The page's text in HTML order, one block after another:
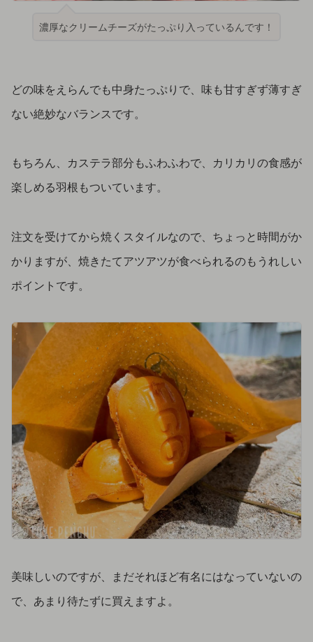
濃厚なクリームチーズがたっぷり入っているんです！
どの味をえらんでも中身たっぷりで、味も甘すぎず薄すぎ
ない絶妙なバランスです。
もちろん、カステラ部分もふわふわで、カリカリの食感が
楽しめる羽根もついています。
注文を受けてから焼くスタイルなので、ちょっと時間がか
かりますが、焼きたてアツアツが食べられるのもうれしい
ポイントです。
美味しいのですが、まだそれほど有名にはなっていないの
で、あまり待たずに買えますよ。